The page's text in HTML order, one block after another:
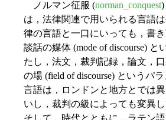
ノルマン征服 (norman_conquest)
は，法律関連で用いられる言語
律の言語と一口にいっても，書
談話の媒体 (mode of discourse) と
たし，法文，裁判記録，論文，
の場 (field of discourse) というパ
言語は，ロンドンと地方とでは
いし，裁判の級によっても変異